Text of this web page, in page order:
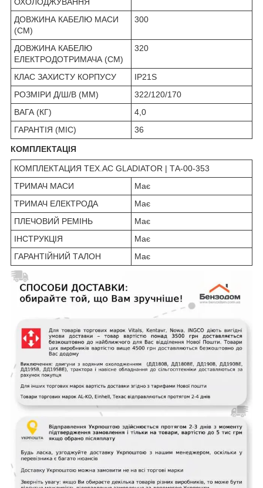
ДОВЖИНА КАБЕЛЮ МАСИ
(СМ)
300
ДОВЖИНА КАБЕЛЮ
ЕЛЕКТРОДОТРИМАЧА (СМ)
320
КЛАС ЗАХИСТУ КОРПУСУ
IP21S
РОЗМІРИ Д/Ш/В (ММ)
322/120/170
ВАГА (КГ)
4,0
ГАРАНТІЯ (МІС)
36
КОМПЛЕКТАЦІЯ
КОМПЛЕКТАЦИЯ TEX.AC GLADIATOR | ТА-00-353
ТРИМАЧ МАСИ
Має
ТРИМАЧ ЕЛЕКТРОДА
Має
ПЛЕЧОВИЙ РЕМІНЬ
Має
ІНСТРУКЦІЯ
Має
ГАРАНТІЙНИЙ ТАЛОН
Має